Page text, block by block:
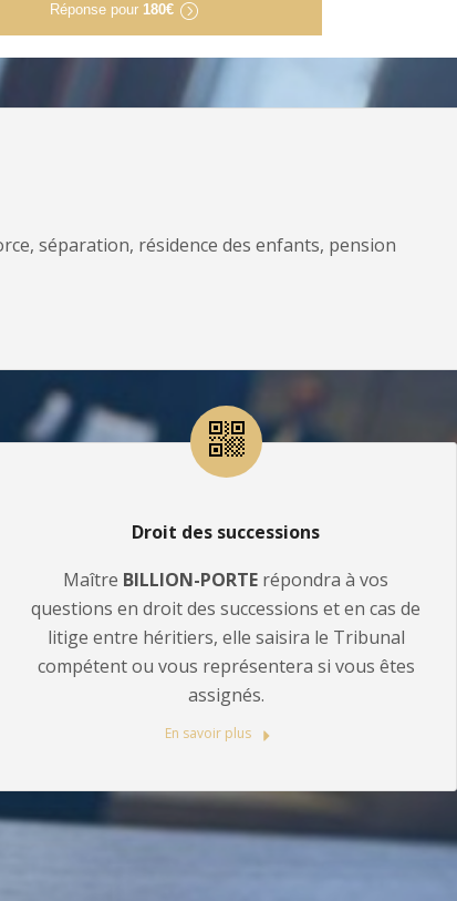
Réponse pour 180€
séparation, résidence des enfants, pension
Droit des successions
Maître BILLION-PORTE répondra à vos
questions en droit des successions et en cas de
litige entre héritiers, elle saisira le Tribunal
compétent ou vous représentera si vous êtes
assignés.
En savoir plus